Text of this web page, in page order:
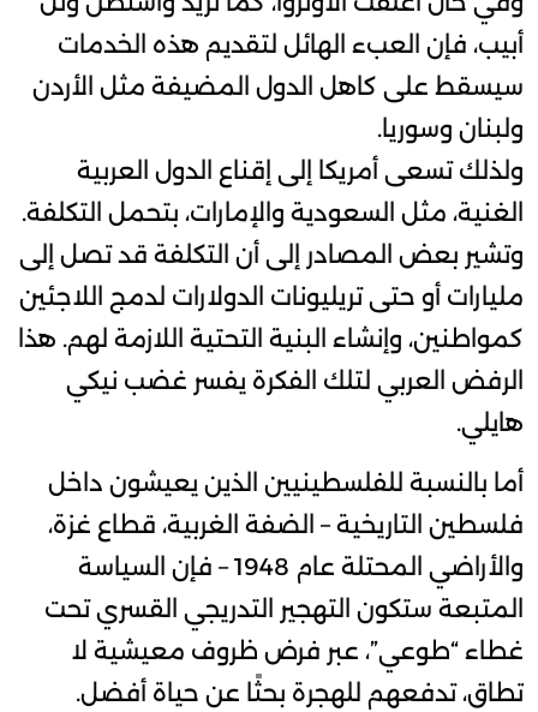
أبيب، فإن العبء الهائل لتقديم هذه الخدمات
سيسقط على كاهل الدول المضيفة مثل الأردن
ولبنان وسوريا.
ولذلك تسعى أمريكا إلى إقناع الدول العربية
الغنية، مثل السعودية والإمارات، بتحمل التكلفة.
وتشير بعض المصادر إلى أن التكلفة قد تصل إلى
مليارات أو حتى تريليونات الدولارات لدمج اللاجئين
كمواطنين، وإنشاء البنية التحتية اللازمة لهم. هذا
الرفض العربي لتلك الفكرة يفسر غضب نيكي
هايلي.
أما بالنسبة للفلسطينيين الذين يعيشون داخل
فلسطين التاريخية – الضفة الغربية، قطاع غزة،
والأراضي المحتلة عام 1948 – فإن السياسة
المتبعة ستكون التهجير التدريجي القسري تحت
غطاء “طوعي”، عبر فرض ظروف معيشية لا
تطاق، تدفعهم للهجرة بحثًا عن حياة أفضل.